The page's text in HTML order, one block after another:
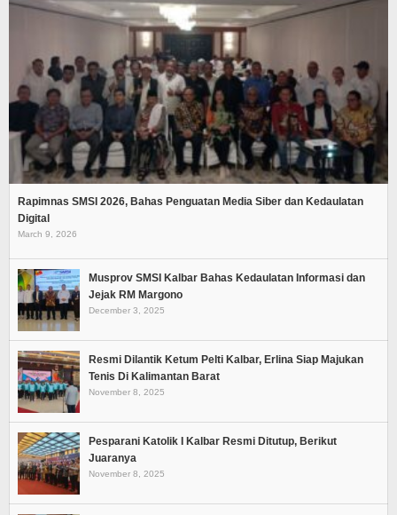
Rapimnas SMSI 2026, Bahas Penguatan Media Siber dan Kedaulatan
Digital
March 9, 2026
Musprov SMSI Kalbar Bahas Kedaulatan Informasi dan
Jejak RM Margono
December 3, 2025
Resmi Dilantik Ketum Pelti Kalbar, Erlina Siap Majukan
Tenis Di Kalimantan Barat
November 8, 2025
Pesparani Katolik I Kalbar Resmi Ditutup, Berikut
Juaranya
November 8, 2025